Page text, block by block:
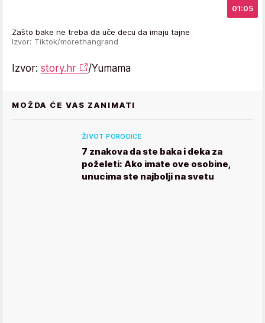
01:05
Zašto bake ne treba da uče decu da imaju tajne
Izvor: Tiktok/morethangrand
Izvor: story.hr /Yumama
MOŽDA ĆE VAS ZANIMATI
ŽIVOT PORODICE
7 znakova da ste baka i deka za
poželeti: Ako imate ove osobine,
unucima ste najbolji na svetu